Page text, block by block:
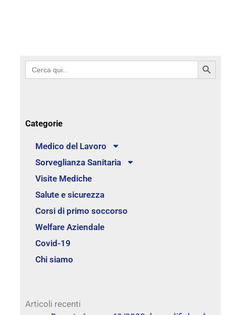
Search
for:
Search Button
Categorie
Medico del Lavoro
Sorveglianza Sanitaria
Visite Mediche
Salute e sicurezza
Corsi di primo soccorso
Welfare Aziendale
Covid-19
Chi siamo
Articoli recenti